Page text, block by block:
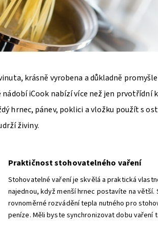
krásně vyrobena a důkladně
iCook nabízí více než jen prvotřídní
hrnec, pánev, poklici a vložku použít s
živiny.
Praktičnost stohovatelného vaření
Stohovatelné vaření je skvělá a praktická
najednou, když menší hrnec postavíte na
rovnoměrné rozvádění tepla nutného pro
peníze. Měli byste synchronizovat dobu vaření